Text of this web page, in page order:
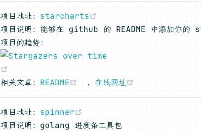
项目地址： starcharts
项目说明：能够在 github 的 README 中添加你的
项目的趋势：
相关文章： README (opens new window)
， 在线网址
项目地址： spinner
项目说明：golang 进度条工具包